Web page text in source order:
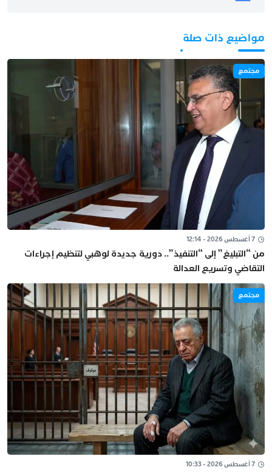
مواضيع ذات صلة
مجتمع
7 أغسطس 2026 - 12:14
من “التبليغ” إلى “التنفيذ”.. دورية جديدة لوهبي لتنظيم إجراءات
التقاضي وتسريع العدالة
مجتمع
7 أغسطس 2026 - 10:33